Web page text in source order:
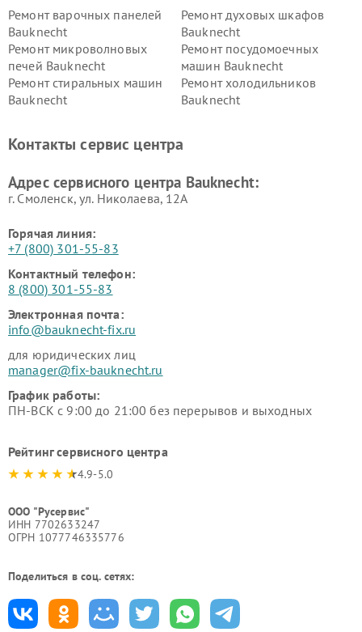
Ремонт варочных панелей
Bauknecht
Ремонт духовых шкафов
Bauknecht
Ремонт микроволновых
печей Bauknecht
Ремонт посудомоечных
машин Bauknecht
Ремонт стиральных машин
Bauknecht
Ремонт холодильников
Bauknecht
Контакты сервис центра
Адрес сервисного центра Bauknecht:
г. Смоленск, ул. Николаева, 12А
Горячая линия:
+7 (800) 301-55-83
Контактный телефон:
8 (800) 301-55-83
Электронная почта:
info@bauknecht-fix.ru
для юридических лиц
manager@fix-bauknecht.ru
График работы:
ПН-ВСК с 9:00 до 21:00 без перерывов и выходных
Рейтинг сервисного центра
4.9-5.0
ООО "Русервис"
ИНН 7702633247
ОГРН 1077746335776
Поделиться в соц. сетях: